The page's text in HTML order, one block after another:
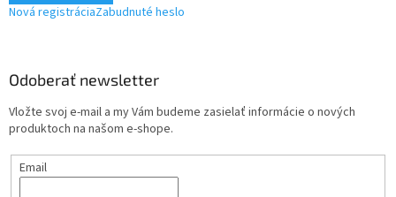
Nová registráciaZabudnuté heslo
Odoberať newsletter
Vložte svoj e-mail a my Vám budeme zasielať informácie o nových
produktoch na našom e-shope.
Email